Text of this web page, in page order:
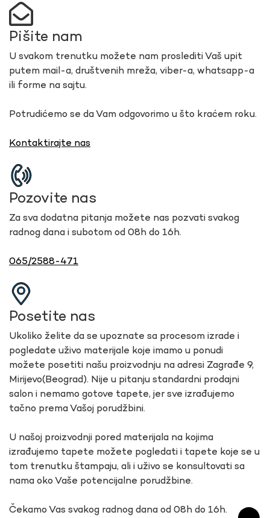
Pišite nam
U svakom trenutku možete nam proslediti Vaš upit
putem mail-a, društvenih mreža, viber-a, whatsapp-a
ili forme na sajtu.
Potrudićemo se da Vam odgovorimo u što kraćem roku.
Kontaktirajte nas
Pozovite nas
Za sva dodatna pitanja možete nas pozvati svakog
radnog dana i subotom od 08h do 16h.
065/2588-471
Posetite nas
Ukoliko želite da se upoznate sa procesom izrade i
pogledate uživo materijale koje imamo u ponudi
možete posetiti našu proizvodnju na adresi Zagrađe 9,
Mirijevo(Beograd). Nije u pitanju standardni prodajni
salon i nemamo gotove tapete, jer sve izrađujemo
tačno prema Vašoj porudžbini.
U našoj proizvodnji pored materijala na kojima
izrađujemo tapete možete pogledati i tapete koje se u
tom trenutku štampaju, ali i uživo se konsultovati sa
nama oko Vaše potencijalne porudžbine.
Čekamo Vas svakog radnog dana od 08h do 16h.